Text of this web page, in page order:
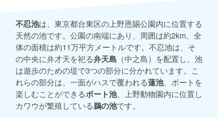
不忍池は、東京都台東区の上野恩賜公園内に位置する
天然の池です。公園の南端にあり、周囲は約2km、全
体の面積は約11万平方メートルです。不忍池は、そ
の中央に弁才天を祀る弁天島 （中之島）を配置し、池
は遊歩のための堤で3つの部分に分かれています。こ
れらの部分は、一面がハスで覆われる蓮池、ボートを
楽しむことができるボート池、上野動物園内に位置し
カワウが繁殖している鵜の池です。